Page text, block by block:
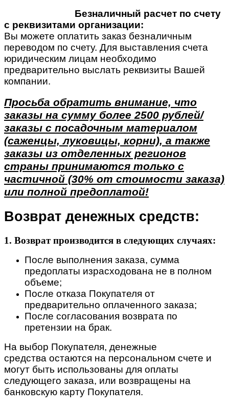
Безналичный расчет по счету
с реквизитами организации:
Вы можете оплатить заказ безналичным
переводом по счету. Для выставления счета
юридическим лицам необходимо
предварительно выслать реквизиты Вашей
компании.
Просьба обратить внимание, что
заказы на сумму более 2500 рублей/
заказы с посадочным материалом
(саженцы, луковицы, корни), а также
заказы из отделенных регионов
страны принимаются только с
частичной (30% от стоимости заказа)
или полной предоплатой!
Возврат денежных средств:
1. Возврат производится в следующих случаях:
После выполнения заказа, сумма
предоплаты израсходована не в полном
объеме;
После отказа Покупателя от
предварительно оплаченного заказа;
После согласования возврата по
претензии на брак.
На выбор Покупателя, денежные
средства остаются на персональном счете и
могут быть использованы для оплаты
следующего заказа, или возвращены на
банковскую карту Покупателя.